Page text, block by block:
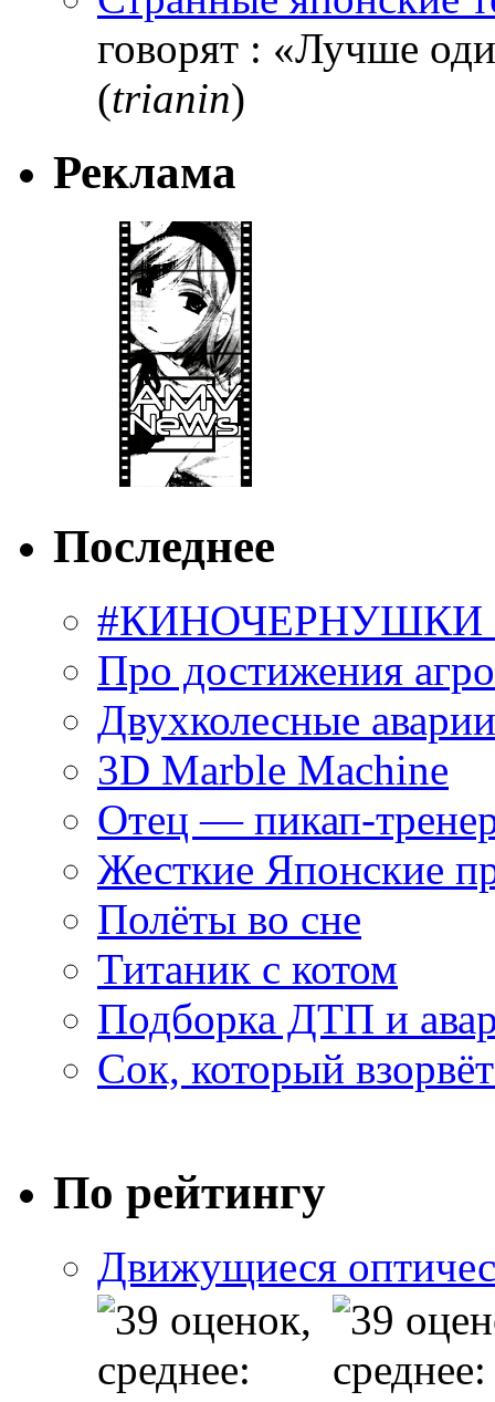
говорят : «Лучше
(trianin)
Реклама
Последнее
#КИНОЧЕРНУШКИ
Про достижения
Двухколесные
3D Marble Machine
Отец — пикап-
Жесткие Японские
Полёты во сне
Титаник с котом
Подборка ДТП и
Сок, который
По рейтингу
Движущиеся